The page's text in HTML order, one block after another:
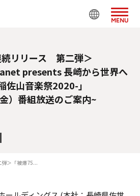
MENU
続リリース 第二弾＞
presents 長崎から世界へ
佐山音楽祭2020-」
）番組放送のご案内~
＞「被爆75...